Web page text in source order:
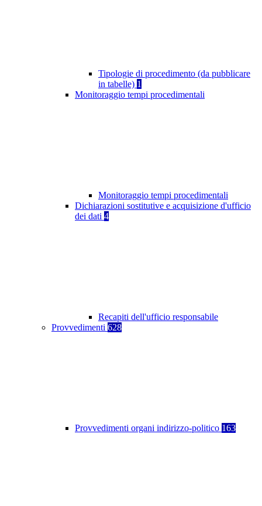
Tipologie di procedimento (da pubblicare
in tabelle) 1
Monitoraggio tempi procedimentali
Monitoraggio tempi procedimentali
Dichiarazioni sostitutive e acquisizione d'ufficio
dei dati 4
Recapiti dell'ufficio responsabile
Provvedimenti 628
Provvedimenti organi indirizzo-politico 163